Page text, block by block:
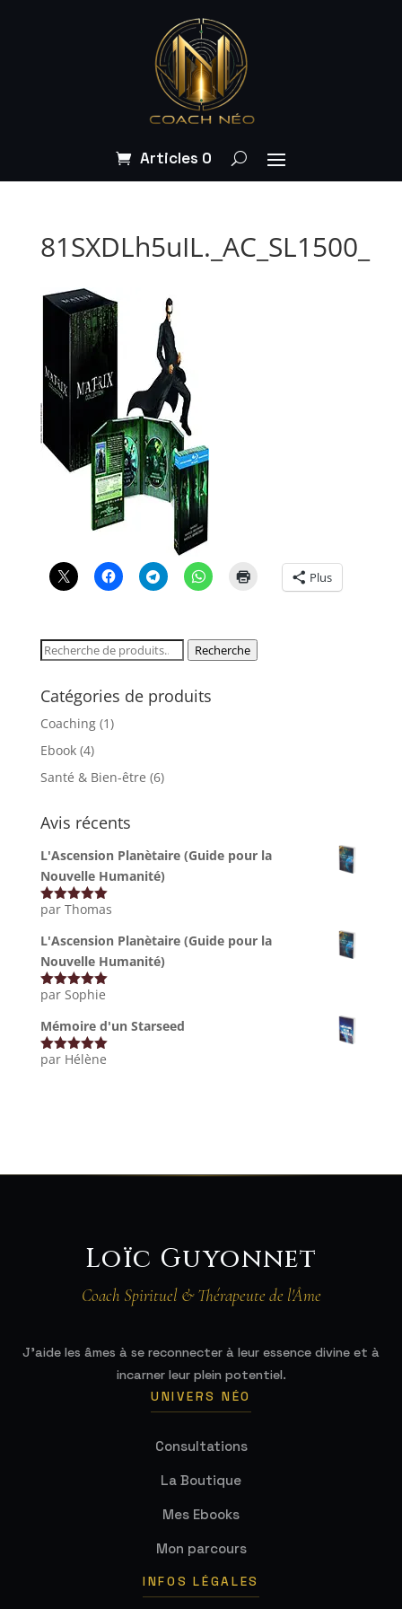
Articles 0
81SXDLh5uIL._AC_SL1500_
Plus
Recherche
Recherche
Catégories de produits
Coaching (1)
Ebook (4)
Santé & Bien-être (6)
Avis récents
L'Ascension Planètaire (Guide pour la
Nouvelle Humanité)
Note 5sur
par Thomas
L'Ascension Planètaire (Guide pour la
Nouvelle Humanité)
Note5sur
par Sophie
Mémoire d'un Starseed
Note5sur
par Hélène
Loïc Guyonnet
Coach Spirituel & Thérapeute de l'Âme
J'aide les âmes à se reconnecter à leur essence divine et à
incarner leur plein potentiel.
UNIVERS NÉO
Consultations
La Boutique
Mes Ebooks
Mon parcours
INFOS LÉGALES
✨
Éveillez Votre Conscience
Rejoignez le cercle et recevez nos
inspirations pour votre transformation
personnelle.
VOTRE PRÉNOM